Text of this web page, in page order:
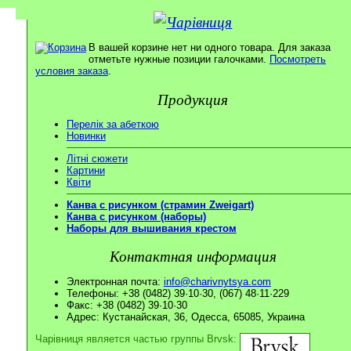
В вашей корзине нет ни одного товара. Для заказа
отметьте нужные позиции галочками. Посмотреть
условия заказа.
Продукция
Перелік за абеткою
Новинки
Літні сюжети
Картини
Квіти
Канва с рисунком (страмин Zweigart)
Канва с рисунком (наборы)
Наборы для вышивания крестом
Контактная информация
Электронная почта: info@charivnytsya.com
Телефоны: +38 (0482) 39·10·30, (067) 48·11·229
Факс: +38 (0482) 39·10·30
Адрес: Кустанайская, 36, Одесса, 65085, Украина
Чарівниця является частью группы Brvsk: